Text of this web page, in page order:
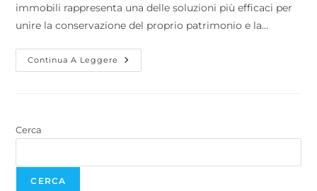
immobili rappresenta una delle soluzioni più efficaci per
unire la conservazione del proprio patrimonio e la…
Continua A Leggere
Cerca
CERCA